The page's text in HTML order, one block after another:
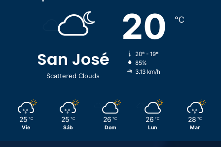
San José
Scattered Clouds
20 ℃
20º - 19º
85%
3.13 km/h
25 ℃
Vie
25 ℃
Sáb
26 ℃
Dom
26 ℃
Lun
28 ℃
Mar